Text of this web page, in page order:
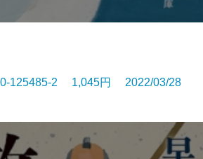
125485-2 1,045円 2022/03/28